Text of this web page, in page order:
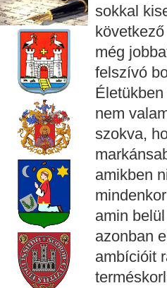
sokkal
még
felszívó
nem
szokva,
amikben
amin
azonban
ambícióit